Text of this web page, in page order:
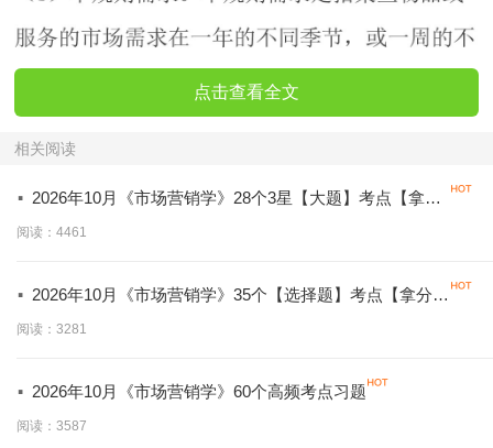
点击查看全文
相关阅读
· 2026年10月《市场营销学》28个3星【大题】考点【拿分
必背】
阅读：4461
· 2026年10月《市场营销学》35个【选择题】考点【拿分必
学】
阅读：3281
· 2026年10月《市场营销学》60个高频考点习题
阅读：3587